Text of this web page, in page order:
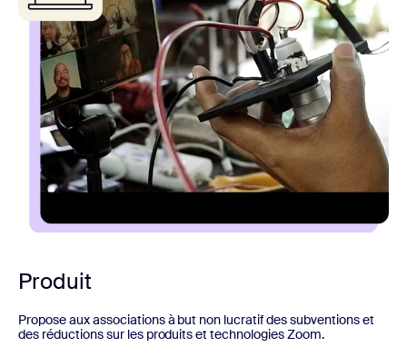
Produit
Propose aux associations à but non lucratif des subventions et
des réductions sur les produits et technologies Zoom.